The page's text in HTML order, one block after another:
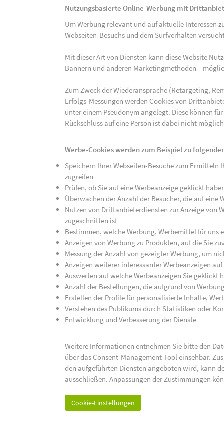
Nutzungsbasierte Online-Werbung mit
Um Werbung relevant und auf aktuelle Interessen
Webseiten-Besuchs und dem Surfverhalten
Mit dieser Art von Diensten kann diese Website
Bannern und anderen Marketingmethoden –
Zum Zweck der Wiederansprache (Retargeting,
Erfolgs-Messungen werden Cookies von
unter einem Pseudonym angelegt. Diese können
Rückschluss auf eine Person ist dabei nicht
Werbe-Cookies werden zum Beispiel zu
Speichern Ihrer Webseiten-Besuche zum
zugreifen
Prüfen, ob Sie auf eine Werbeanzeige geklickt
Überwachen der Anzahl der Besucher, die auf
Nutzen von Drittanbieterdiensten zur Anzeige von
zugeschnitten ist
Bestimmen, welche Werbung, Werbemittel für uns
Anzeigen von Werbung zu Produkten, auf die Sie
Messung der Anzahl von gezeigter Werbung, um
Anzeigen weiterer interessanter Werbeanzeigen
Auswerten auf welche Werbeanzeigen Sie geklickt
Anzahl der Bestellungen, die aufgrund von
Erstellen der Profile für personalisierte Inhalte,
Verstehen des Publikums durch Statistiken oder
Entwicklung und Verbesserung der Dienste
Weitere Informationen entnehmen Sie bitte den
über das Consent-Management-Tool einsehbar.
den aufgeführten Diensten angeboten wird, kann
ausschließen. Anpassungen der Zustimmungen
Cookie-Einstellungen